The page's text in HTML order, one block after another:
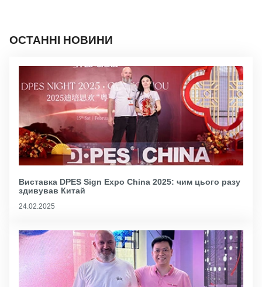
ОСТАННІ НОВИНИ
Виставка DPES Sign Expo China 2025: чим цього разу
здивував Китай
24.02.2025